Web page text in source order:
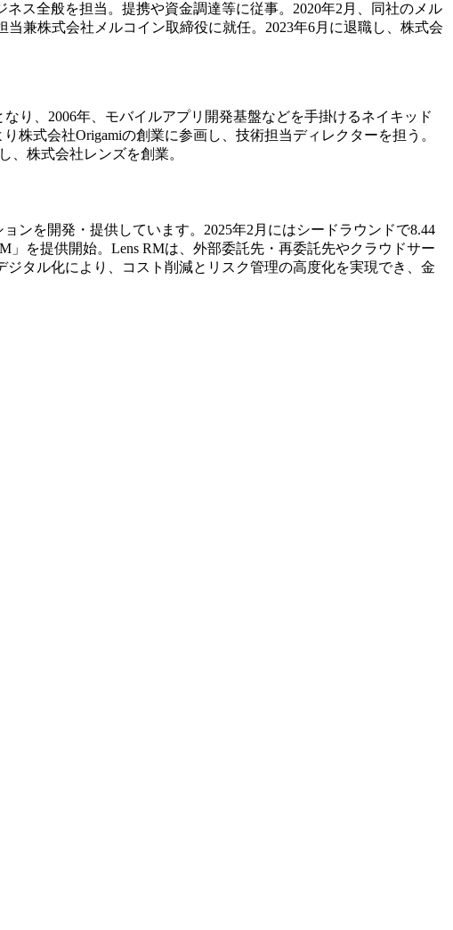
ス全般を担当。提携や資金調達等に従事。2020年2月、同社のメル
兼株式会社メルコイン取締役に就任。2023年6月に退職し、株式会
り、2006年、モバイルアプリ開発基盤などを手掛けるネイキッド
株式会社Origamiの創業に参画し、技術担当ディレクターを担う。
、株式会社レンズを創業。
ンを開発・提供しています。2025年2月にはシードラウンドで8.44
」を提供開始。Lens RMは、外部委託先・再委託先やクラウドサー
タル化により、コスト削減とリスク管理の高度化を実現でき、金